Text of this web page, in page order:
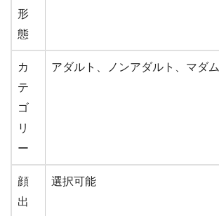
形
態
カ
テ
ゴ
リ
ー
アダルト、ノンアダルト、マダム
顔
出
選択可能